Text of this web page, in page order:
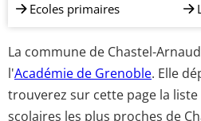
Ecoles primaires
La commune de Chastel-
l'Académie de Grenoble. Elle
trouverez sur cette page la
scolaires les plus proches de